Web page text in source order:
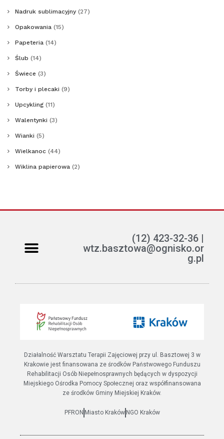
Nadruk sublimacyjny (27)
Opakowania (15)
Papeteria (14)
Ślub (14)
Świece (3)
Torby i plecaki (9)
Upcykling (11)
Walentynki (3)
Wianki (5)
Wielkanoc (44)
Wiklina papierowa (2)
(12) 423-32-36 |
wtz.basztowa@ognisko.or
g.pl
Działalność Warsztatu Terapii Zajęciowej przy ul. Basztowej 3 w
Krakowie jest finansowana ze środków Państwowego Funduszu
Rehabilitacji Osób Niepełnosprawnych będących w dyspozycji
Miejskiego Ośrodka Pomocy Społecznej oraz współfinansowana
ze środków Gminy Miejskiej Kraków.
PFRON Miasto Kraków NGO Kraków